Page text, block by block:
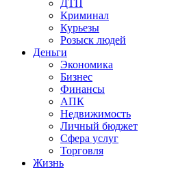
ДТП
Криминал
Курьезы
Розыск людей
Деньги
Экономика
Бизнес
Финансы
АПК
Недвижимость
Личный бюджет
Сфера услуг
Торговля
Жизнь